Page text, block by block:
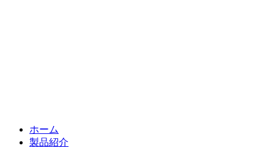
ホーム
製品紹介